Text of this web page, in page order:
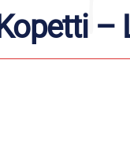
Kopetti –